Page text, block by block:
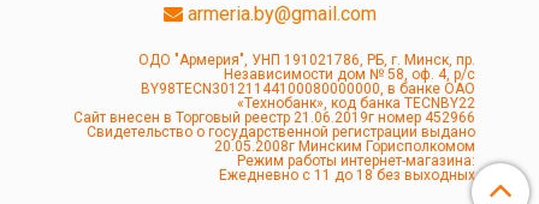
armeria.by@gmail.com
ОДО "Армерия", УНП 191021786, РБ, г. Минск, пр.
Независимости дом № 58, оф. 4, р/с
BY98TECN30121144100080000000, в банке ОАО
«Технобанк», код банка TECNBY22
Сайт внесен в Торговый реестр 21.06.2019г номер 452966
Свидетельство о государственной регистрации выдано
20.05.2008г Минским Горисполкомом
Режим работы интернет-магазина:
Ежедневно с 11 до 18 без выходных